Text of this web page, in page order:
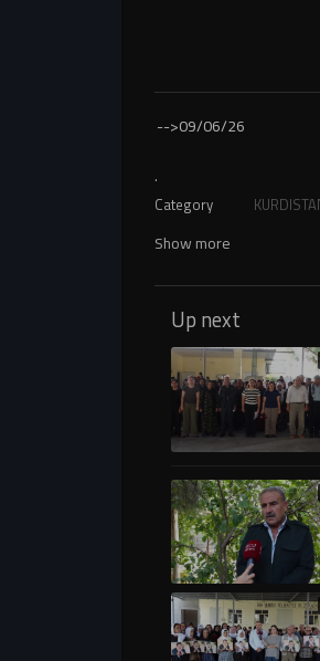
-->09/06/26
.
Category
Show more
Up next